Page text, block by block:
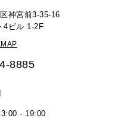
神宮前3-35-16
4ビル 1-2F
8885
- 19:00